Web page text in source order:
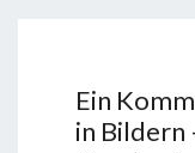
Ein
in Bildern